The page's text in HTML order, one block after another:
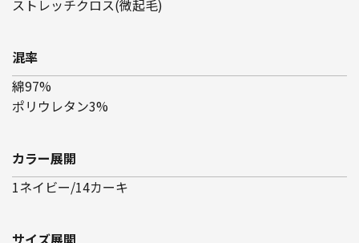
ストレッチクロス(微起毛)
混率
綿97%
ポリウレタン3%
カラー展開
1ネイビー/14カーキ
サイズ展開